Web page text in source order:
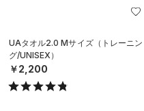
UAタオル2.0 Mサイズ（トレーニン
グ/UNISEX）
￥2,200